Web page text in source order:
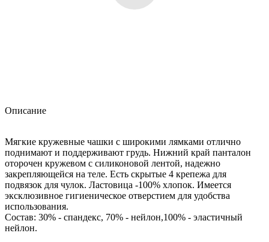
Описание
Мягкие кружевные чашки с широкими лямками отлично
поднимают и поддерживают грудь. Нижний край панталон
оторочен кружевом с силиконовой лентой, надежно
закрепляющейся на теле. Есть скрытые 4 крепежа для
подвязок для чулок. Ластовица -100% хлопок. Имеется
эксклюзивное гигиеническое отверстием для удобства
использования.
Состав: 30% - спандекс, 70% - нейлон,100% - эластичный
нейлон.